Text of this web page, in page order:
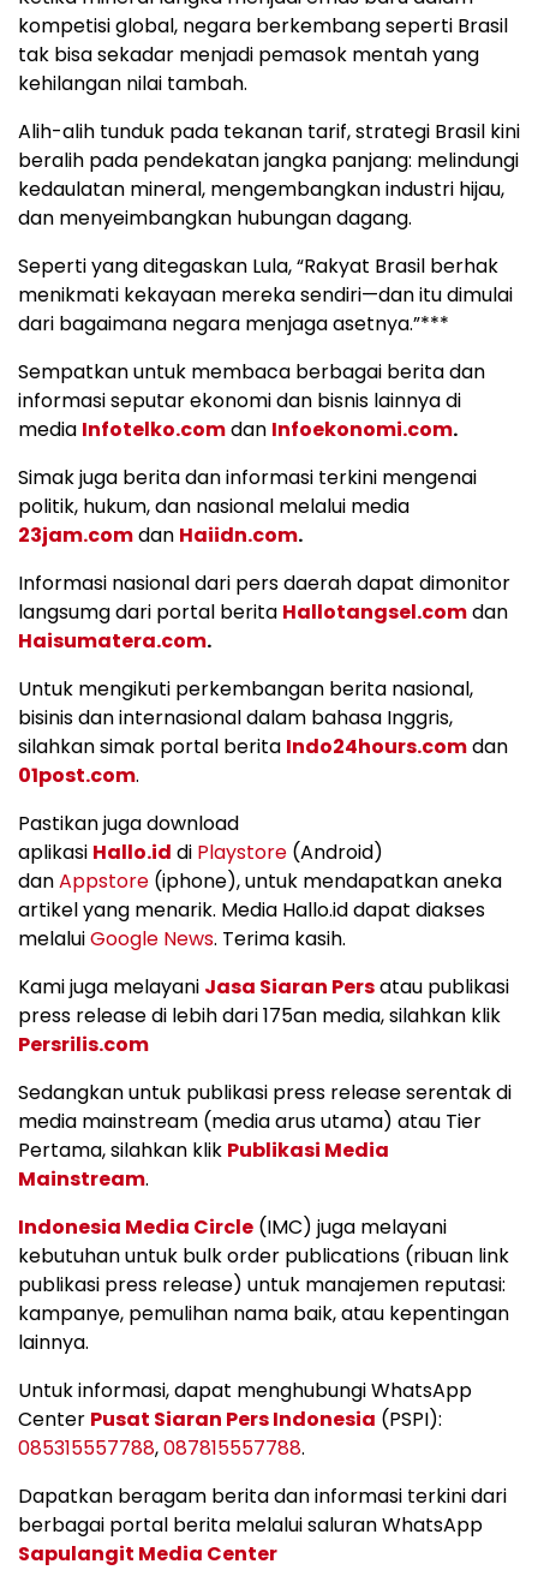
kompetisi global, negara berkembang seperti Brasil
tak bisa sekadar menjadi pemasok mentah yang
kehilangan nilai tambah.
Alih-alih tunduk pada tekanan tarif, strategi Brasil kini
beralih pada pendekatan jangka panjang: melindungi
kedaulatan mineral, mengembangkan industri hijau,
dan menyeimbangkan hubungan dagang.
Seperti yang ditegaskan Lula, “Rakyat Brasil berhak
menikmati kekayaan mereka sendiri—dan itu dimulai
dari bagaimana negara menjaga asetnya.”***
Sempatkan untuk membaca berbagai berita dan
informasi seputar ekonomi dan bisnis lainnya di
media Infotelko.comdan Infoekonomi.com.
Simak juga berita dan informasi terkini mengenai
politik, hukum, dan nasional melalui media
23jam.comdan Haiidn.com.
Informasi nasional dari pers daerah dapat dimonitor
langsumg dari portal berita Hallotangsel.comdan
Haisumatera.com.
Untuk mengikuti perkembangan berita nasional,
bisinis dan internasional dalam bahasa Inggris,
silahkan simak portal berita Indo24hours.comdan
01post.com.
Pastikan juga download
aplikasi Hallo.id di Playstore (Android)
danAppstore (iphone), untuk mendapatkan aneka
artikel yang menarik. Media Hallo.id dapat diakses
melaluiGoogle News. Terima kasih.
Kami juga melayani Jasa Siaran Persatau publikasi
press release di lebih dari 175an media, silahkan klik
Persrilis.com
Sedangkan untuk publikasi press release serentak di
media mainstream (media arus utama) atau Tier
Pertama, silahkan klik Publikasi Media
Mainstream.
Indonesia Media Circle (IMC) juga melayani
kebutuhan untuk bulk order publications (ribuan link
publikasi press release) untuk manajemen reputasi:
kampanye, pemulihan nama baik, atau kepentingan
lainnya.
Untuk informasi, dapat menghubungi WhatsApp
Center Pusat Siaran Pers Indonesia (PSPI):
085315557788,087815557788.
Dapatkan beragam berita dan informasi terkini dari
berbagai portal berita melalui saluran WhatsApp
Sapulangit Media Center